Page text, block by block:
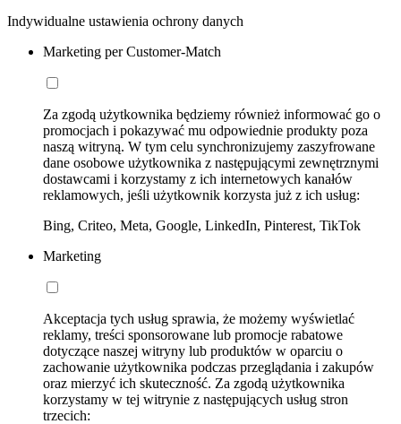
Indywidualne ustawienia ochrony danych
Marketing per Customer-Match
Za zgodą użytkownika będziemy również informować go o
promocjach i pokazywać mu odpowiednie produkty poza
naszą witryną. W tym celu synchronizujemy zaszyfrowane
dane osobowe użytkownika z następującymi zewnętrznymi
dostawcami i korzystamy z ich internetowych kanałów
reklamowych, jeśli użytkownik korzysta już z ich usług:
Bing, Criteo, Meta, Google, LinkedIn, Pinterest, TikTok
Marketing
Akceptacja tych usług sprawia, że możemy wyświetlać
reklamy, treści sponsorowane lub promocje rabatowe
dotyczące naszej witryny lub produktów w oparciu o
zachowanie użytkownika podczas przeglądania i zakupów
oraz mierzyć ich skuteczność. Za zgodą użytkownika
korzystamy w tej witrynie z następujących usług stron
trzecich: